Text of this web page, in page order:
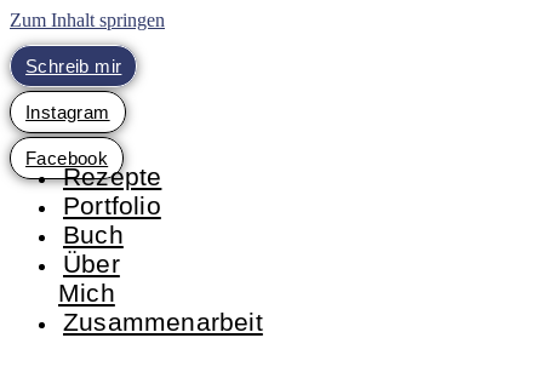
Zum Inhalt springen
Schreib mir
Instagram
Facebook
Rezepte
Portfolio
Buch
Über
Mich
Zusammenarbeit